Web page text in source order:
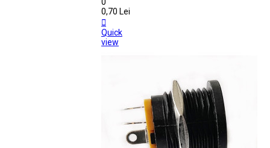
0,70 Lei

Quick
view